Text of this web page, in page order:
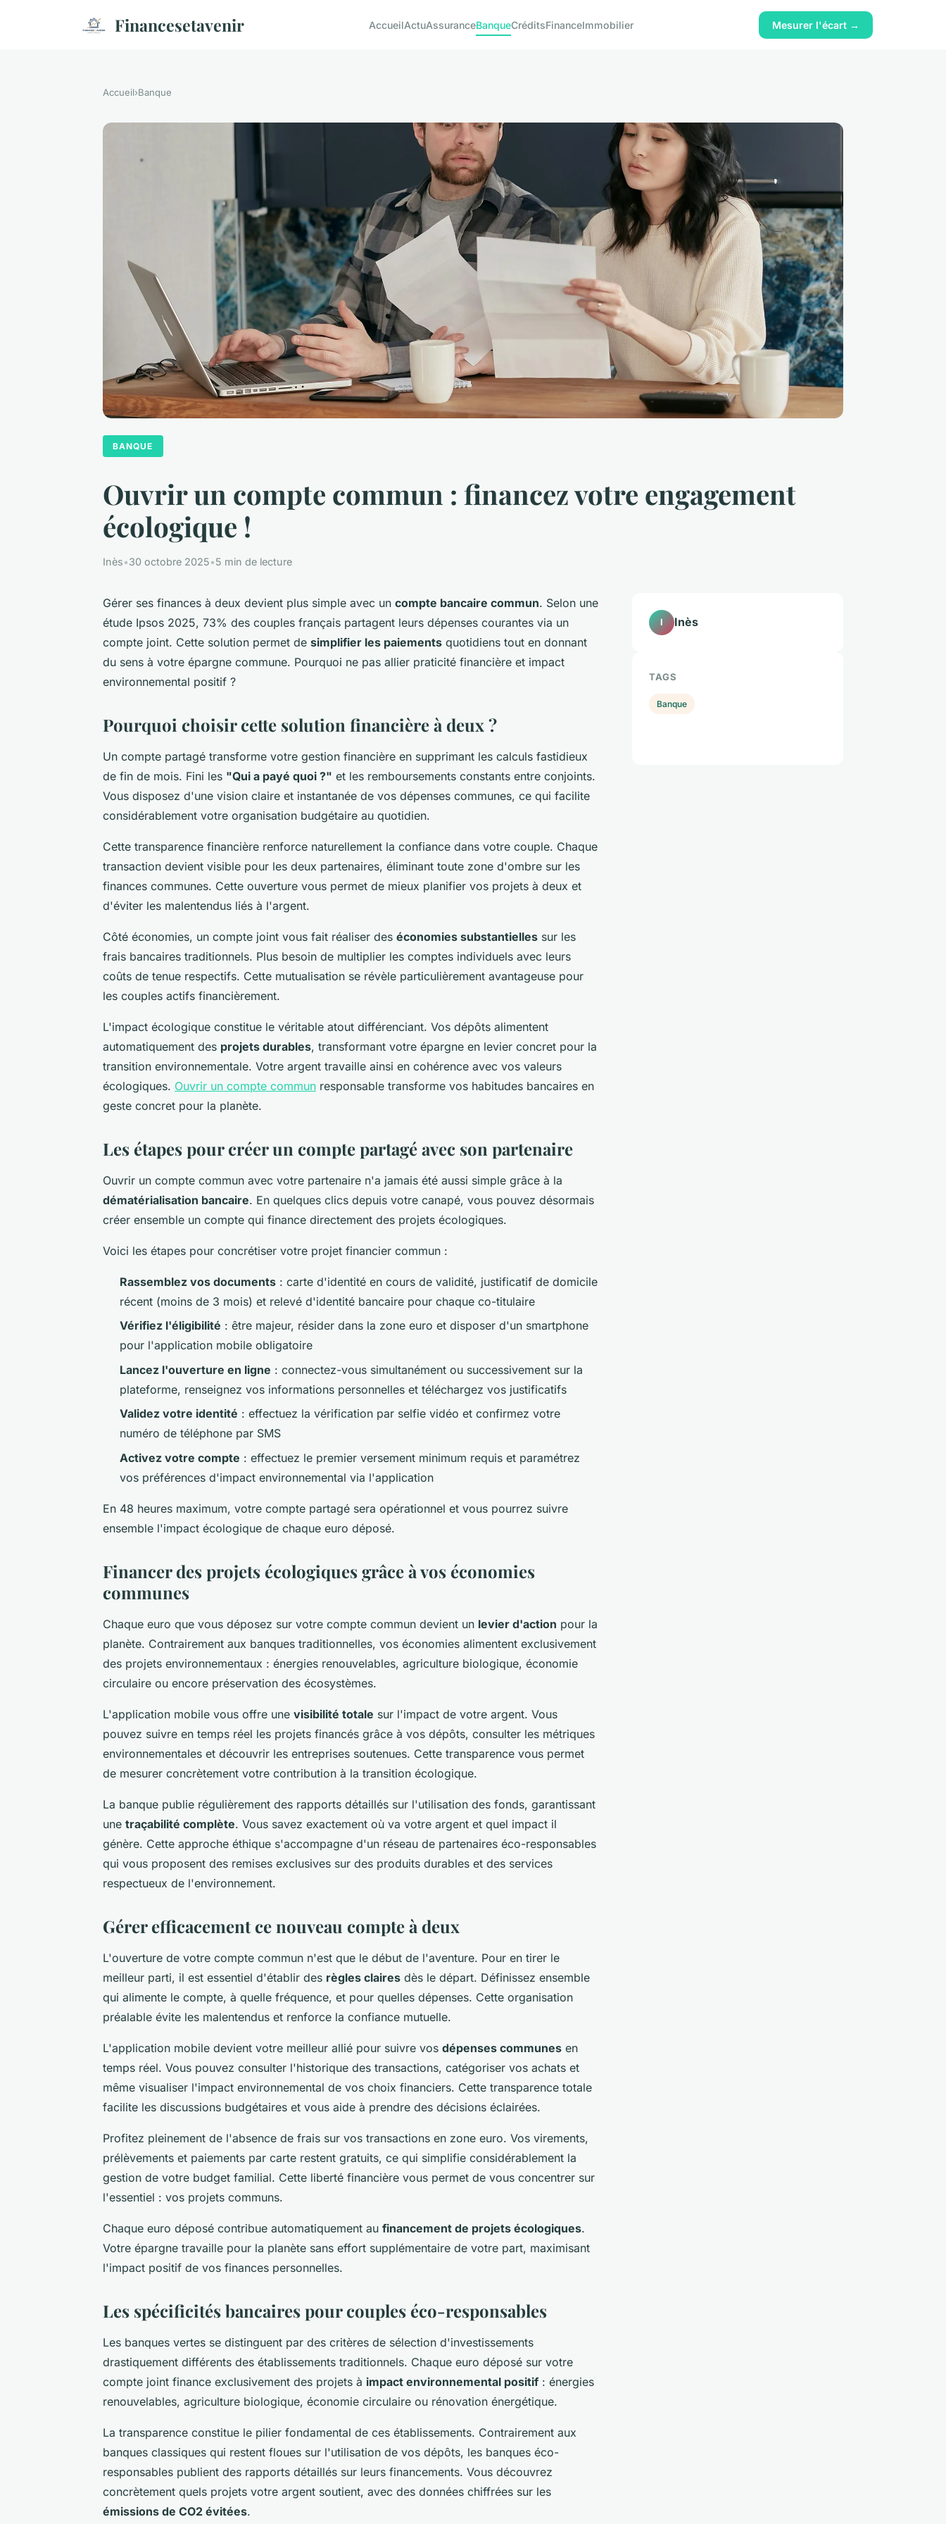
Financesetavenir AccueilActuAssuranceBanqueCréditsFinanceImmobilier Mesurer l'écart →
Accueil›Banque
BANQUE
Ouvrir un compte commun : financez votre engagement
écologique !
Inès•30 octobre 2025•5 min de lecture
Gérer ses finances à deux devient plus simple avec un compte bancaire commun. Selon une
étude Ipsos 2025, 73% des couples français partagent leurs dépenses courantes via un
compte joint. Cette solution permet de simplifier les paiements quotidiens tout en donnant
du sens à votre épargne commune. Pourquoi ne pas allier praticité financière et impact
environnemental positif ?
Pourquoi choisir cette solution financière à deux ?
Un compte partagé transforme votre gestion financière en supprimant les calculs fastidieux
de fin de mois. Fini les "Qui a payé quoi ?" et les remboursements constants entre conjoints.
Vous disposez d'une vision claire et instantanée de vos dépenses communes, ce qui facilite
considérablement votre organisation budgétaire au quotidien.
Cette transparence financière renforce naturellement la confiance dans votre couple. Chaque
transaction devient visible pour les deux partenaires, éliminant toute zone d'ombre sur les
finances communes. Cette ouverture vous permet de mieux planifier vos projets à deux et
d'éviter les malentendus liés à l'argent.
Côté économies, un compte joint vous fait réaliser des économies substantielles sur les
frais bancaires traditionnels. Plus besoin de multiplier les comptes individuels avec leurs
coûts de tenue respectifs. Cette mutualisation se révèle particulièrement avantageuse pour
les couples actifs financièrement.
L'impact écologique constitue le véritable atout différenciant. Vos dépôts alimentent
automatiquement des projets durables, transformant votre épargne en levier concret pour la
transition environnementale. Votre argent travaille ainsi en cohérence avec vos valeurs
écologiques. Ouvrir un compte commun responsable transforme vos habitudes bancaires en
geste concret pour la planète.
Les étapes pour créer un compte partagé avec son partenaire
Ouvrir un compte commun avec votre partenaire n'a jamais été aussi simple grâce à la
dématérialisation bancaire. En quelques clics depuis votre canapé, vous pouvez désormais
créer ensemble un compte qui finance directement des projets écologiques.
Voici les étapes pour concrétiser votre projet financier commun :
Rassemblez vos documents : carte d'identité en cours de validité, justificatif de domicile
récent (moins de 3 mois) et relevé d'identité bancaire pour chaque co-titulaire
Vérifiez l'éligibilité : être majeur, résider dans la zone euro et disposer d'un smartphone
pour l'application mobile obligatoire
Lancez l'ouverture en ligne : connectez-vous simultanément ou successivement sur la
plateforme, renseignez vos informations personnelles et téléchargez vos justificatifs
Validez votre identité : effectuez la vérification par selfie vidéo et confirmez votre
numéro de téléphone par SMS
Activez votre compte : effectuez le premier versement minimum requis et paramétrez
vos préférences d'impact environnemental via l'application
En 48 heures maximum, votre compte partagé sera opérationnel et vous pourrez suivre
ensemble l'impact écologique de chaque euro déposé.
Financer des projets écologiques grâce à vos économies
communes
Chaque euro que vous déposez sur votre compte commun devient un levier d'action pour la
planète. Contrairement aux banques traditionnelles, vos économies alimentent exclusivement
des projets environnementaux : énergies renouvelables, agriculture biologique, économie
circulaire ou encore préservation des écosystèmes.
L'application mobile vous offre une visibilité totale sur l'impact de votre argent. Vous
pouvez suivre en temps réel les projets financés grâce à vos dépôts, consulter les métriques
environnementales et découvrir les entreprises soutenues. Cette transparence vous permet
de mesurer concrètement votre contribution à la transition écologique.
La banque publie régulièrement des rapports détaillés sur l'utilisation des fonds, garantissant
une traçabilité complète. Vous savez exactement où va votre argent et quel impact il
génère. Cette approche éthique s'accompagne d'un réseau de partenaires éco-responsables
qui vous proposent des remises exclusives sur des produits durables et des services
respectueux de l'environnement.
Gérer efficacement ce nouveau compte à deux
L'ouverture de votre compte commun n'est que le début de l'aventure. Pour en tirer le
meilleur parti, il est essentiel d'établir des règles claires dès le départ. Définissez ensemble
qui alimente le compte, à quelle fréquence, et pour quelles dépenses. Cette organisation
préalable évite les malentendus et renforce la confiance mutuelle.
L'application mobile devient votre meilleur allié pour suivre vos dépenses communes en
temps réel. Vous pouvez consulter l'historique des transactions, catégoriser vos achats et
même visualiser l'impact environnemental de vos choix financiers. Cette transparence totale
facilite les discussions budgétaires et vous aide à prendre des décisions éclairées.
Profitez pleinement de l'absence de frais sur vos transactions en zone euro. Vos virements,
prélèvements et paiements par carte restent gratuits, ce qui simplifie considérablement la
gestion de votre budget familial. Cette liberté financière vous permet de vous concentrer sur
l'essentiel : vos projets communs.
Chaque euro déposé contribue automatiquement au financement de projets écologiques.
Votre épargne travaille pour la planète sans effort supplémentaire de votre part, maximisant
l'impact positif de vos finances personnelles.
Les spécificités bancaires pour couples éco-responsables
Les banques vertes se distinguent par des critères de sélection d'investissements
drastiquement différents des établissements traditionnels. Chaque euro déposé sur votre
compte joint finance exclusivement des projets à impact environnemental positif : énergies
renouvelables, agriculture biologique, économie circulaire ou rénovation énergétique.
La transparence constitue le pilier fondamental de ces établissements. Contrairement aux
banques classiques qui restent floues sur l'utilisation de vos dépôts, les banques éco-
responsables publient des rapports détaillés sur leurs financements. Vous découvrez
concrètement quels projets votre argent soutient, avec des données chiffrées sur les
émissions de CO2 évitées.
I Inès
TAGS
Banque